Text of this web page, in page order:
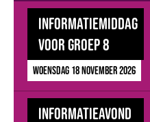
Informatiemiddag
voor groep 8
woensdag 18 november 2026
Informatieavond